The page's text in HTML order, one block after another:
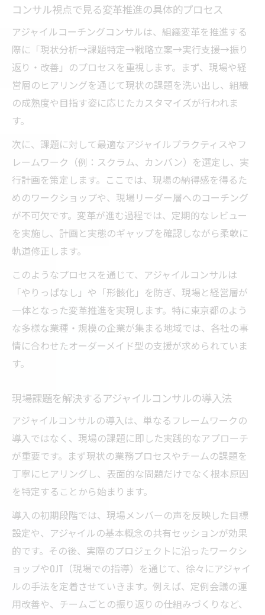
アジャイル組織変革に必要な東京都の視点
東京都で求められるアジャイル組織変革の
視点
コンサルが考える東京型組織変革のポイン
ト
アジャイル組織への移行を成功させるコン
サル法
コンサルが語る東京都の組織変革成功要素
経営と現場を繋ぐコンサル支援の新常識
コンサルが実践する経営と現場の連携強化
策
現場と経営を結ぶコンサルの戦略的アプロ
ーチ
コンサルだからできる経営層との成果共有
東京都で実現する継続的改善のアプローチ
継続的改善を支える東京都のコンサル活用
法
コンサルとともに進める現場の改善サイク
ル
東京都で根付くアジャイル的継続改善の実
践例
コンサルが提案する改善定着のポイントと
は
東京都の組織文化に合うコンサル支援の工
夫
コンサル視点で見る変革推進の具体的プロセス
アジャイルコーチングコンサルは、組織変革を推進する
際に「現状分析→課題特定→戦略立案→実行支援→振り
返り・改善」のプロセスを重視します。まず、現場や経
営層のヒアリングを通じて現状の課題を洗い出し、組織
の成熟度や目指す姿に応じたカスタマイズが行われま
す。
次に、課題に対して最適なアジャイルプラクティスやフ
レームワーク（例：スクラム、カンバン）を選定し、実
行計画を策定します。ここでは、現場の納得感を得るた
めのワークショップや、現場リーダー層へのコーチング
が不可欠です。変革が進む過程では、定期的なレビュー
を実施し、計画と実態のギャップを確認しながら柔軟に
軌道修正します。
このようなプロセスを通じて、アジャイルコンサルは
「やりっぱなし」や「形骸化」を防ぎ、現場と経営層が
一体となった変革推進を実現します。特に東京都のよう
な多様な業種・規模の企業が集まる地域では、各社の事
情に合わせたオーダーメイド型の支援が求められていま
す。
現場課題を解決するアジャイルコンサルの導入法
アジャイルコンサルの導入は、単なるフレームワークの
導入ではなく、現場の課題に即した実践的なアプローチ
が重要です。まず現状の業務プロセスやチームの課題を
丁寧にヒアリングし、表面的な問題だけでなく根本原因
を特定することから始まります。
導入の初期段階では、現場メンバーの声を反映した目標
設定や、アジャイルの基本概念の共有セッションが効果
的です。その後、実際のプロジェクトに沿ったワークシ
ョップやOJT（現場での指導）を通じて、徐々にアジャイ
ルの手法を定着させていきます。例えば、定例会議の運
用改善や、チームごとの振り返りの仕組みづくりなど、